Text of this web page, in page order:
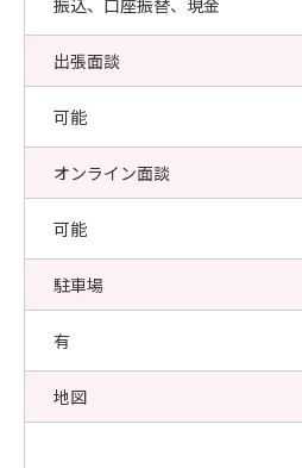
振込、口座振替、現金
出張面談
可能
オンライン面談
可能
駐車場
有
地図